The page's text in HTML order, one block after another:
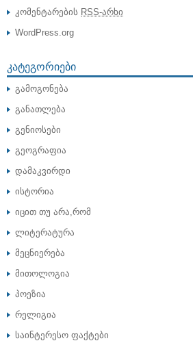
კომენტარების RSS-არხი
WordPress.org
ᲙᲐᲢᲔᲒᲝᲠᲘᲔᲑᲘ
გამოგონება
განათლება
გენიოსები
გეოგრაფია
დამაკვირდი
ისტორია
იცით თუ არა,რომ
ლიტერატურა
მეცნიერება
მითოლოგია
პოეზია
რელიგია
საინტერესო ფაქტები